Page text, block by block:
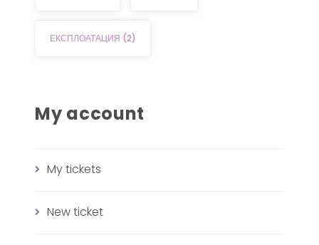
ЕКСПЛОАТАЦИЯ (2)
My account
My tickets
New ticket